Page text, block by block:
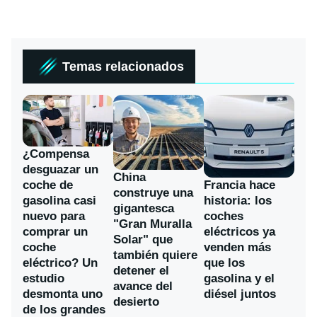
Temas relacionados
¿Compensa
desguazar un
coche de
gasolina casi
nuevo para
comprar un
coche
eléctrico? Un
estudio
desmonta uno
de los grandes
China
construye una
gigantesca
"Gran Muralla
Solar" que
también quiere
detener el
avance del
desierto
Francia hace
historia: los
coches
eléctricos ya
venden más
que los
gasolina y el
diésel juntos